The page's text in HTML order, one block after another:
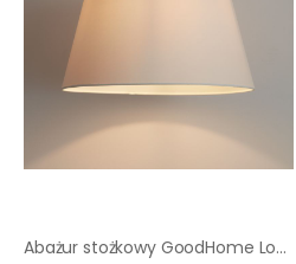
Abażur stożkowy GoodHome Lokombi XL kremowy